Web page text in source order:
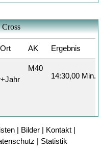
AK Ergebnis
M40
14:30,00 Min.
| Bilder | Kontakt |
| Statistik